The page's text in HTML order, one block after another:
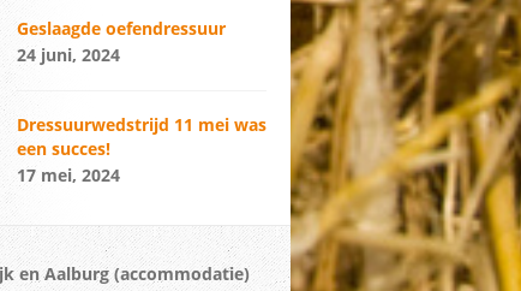
Geslaagde oefendressuur
24 juni, 2024
Dressuurwedstrijd 11 mei was
een succes!
17 mei, 2024
en Aalburg (accommodatie)